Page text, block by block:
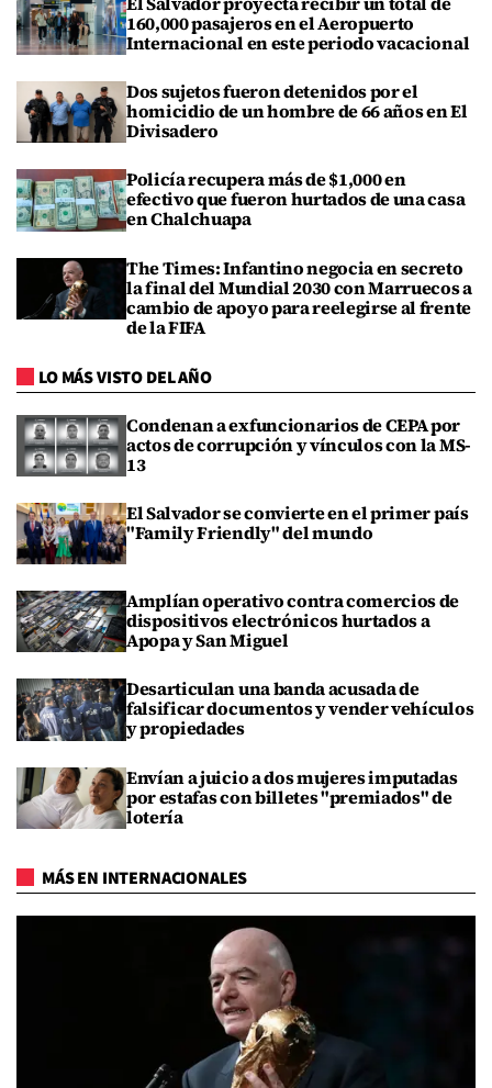
160,000 pasajeros en el Aeropuerto
Internacional en este periodo vacacional
Dos sujetos fueron detenidos por el
homicidio de un hombre de 66 años en El
Divisadero
Policía recupera más de $1,000 en
efectivo que fueron hurtados de una casa
en Chalchuapa
The Times: Infantino negocia en secreto
la final del Mundial 2030 con Marruecos a
cambio de apoyo para reelegirse al frente
de la FIFA
LO MÁS VISTO DEL AÑO
Condenan a exfuncionarios de CEPA por
actos de corrupción y vínculos con la MS-
13
El Salvador se convierte en el primer país
"Family Friendly" del mundo
Amplían operativo contra comercios de
dispositivos electrónicos hurtados a
Apopa y San Miguel
Desarticulan una banda acusada de
falsificar documentos y vender vehículos
y propiedades
Envían a juicio a dos mujeres imputadas
por estafas con billetes "premiados" de
lotería
MÁS EN INTERNACIONALES